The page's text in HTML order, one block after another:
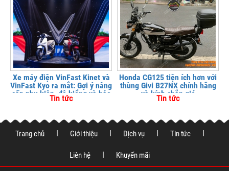
Xe máy điện VinFast Kinet và
VinFast Kyo ra mắt: Gợi ý nâng
cấp phụ kiện, độ kiểng và bảo
vệ xe tại
Tin tức
Honda CG125 tiện ích hơn với
thùng Givi B27NX chính hãng
và kính chắn gió
Tin tức
Trang chủ Giới thiệu Dịch vụ Tin tức
Liên hệ Khuyến mãi